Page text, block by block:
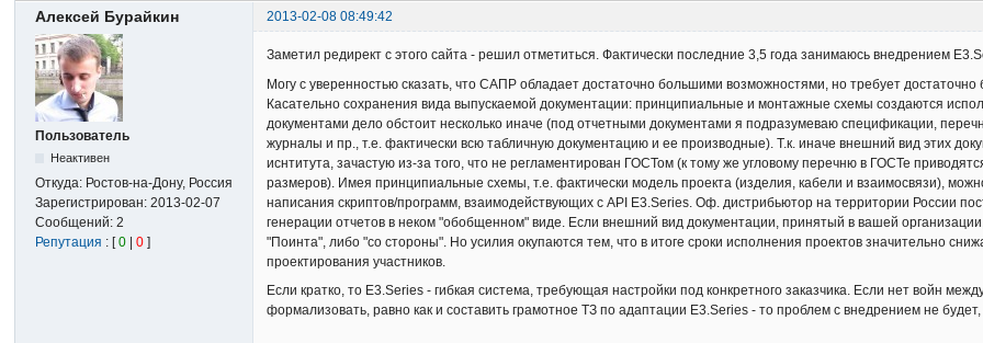
Алексей Бурайкин 2013-02-08 08:49:42
Пользователь
Неактивен
Откуда: Ростов-на-Дону, Россия
Зарегистрирован:2013-02-07
Сообщений:2
Репутация : [0 |0 ]
Заметил редирект с этого сайта - решил отметиться. Фактически последние 3,5 года занимаюсь внедрением
Могу с уверенностью сказать, что САПР обладает достаточно большими возможностями, но требует
Касательно сохранения вида выпускаемой документации: принципиальные и монтажные схемы создаются
документами дело обстоит несколько иначе (под отчетными документами я подразумеваю спецификации,
журналы и пр., т.е. фактически всю табличную документацию и ее производные). Т.к. иначе внешний вид этих
иснтитута, зачастую из-за того, что не регламентирован ГОСТом (к тому же угловому перечню в ГОСТе
размеров). Имея принципиальные схемы, т.е. фактически модель проекта (изделия, кабели и взаимосвязи),
написания скриптов/программ, взаимодействующих с API E3.Series. Оф. дистрибьютор на территории России
генерации отчетов в неком "обобщенном" виде. Если внешний вид документации, принятый в вашей
"Поинта", либо "со стороны". Но усилия окупаются тем, что в итоге сроки исполнения проектов значительно
проектирования участников.
Если кратко, то E3.Series - гибкая система, требующая настройки под конкретного заказчика. Если нет войн
формализовать, равно как и составить грамотное ТЗ по адаптации E3.Series - то проблем с внедрением не